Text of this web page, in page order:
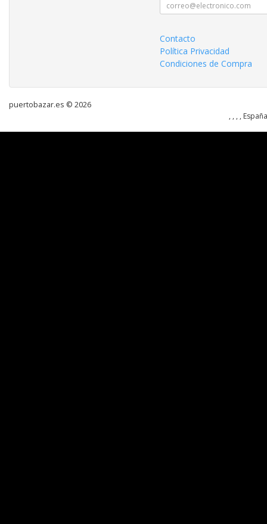
Contacto
Política Privacidad
Condiciones de Compra
puertobazar.es © 2026
, , , ,